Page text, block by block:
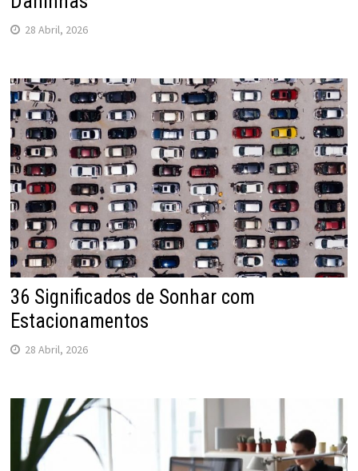
28 Abril, 2026
36 Significados de Sonhar com
Estacionamentos
28 Abril, 2026